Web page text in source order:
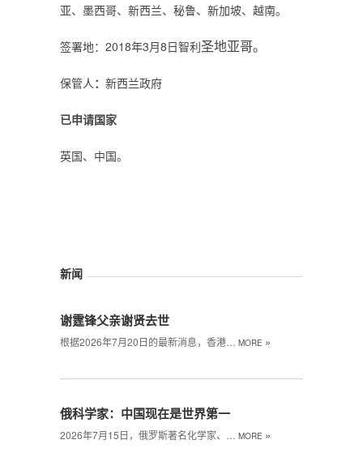
亚、墨西哥、新西兰、秘鲁、新加坡、越南。
签署地：2018年3月8日智利圣地亚哥。
保管人 ： 新西兰政府
已申请国家
英国、中国。
新闻
谢霆锋父亲谢贤去世
根据2026年7月20日的最新消息，香港… MORE »
俄科学家：中国现在是世界第一
2026年7月15日，俄罗斯著名化学家、… MORE »